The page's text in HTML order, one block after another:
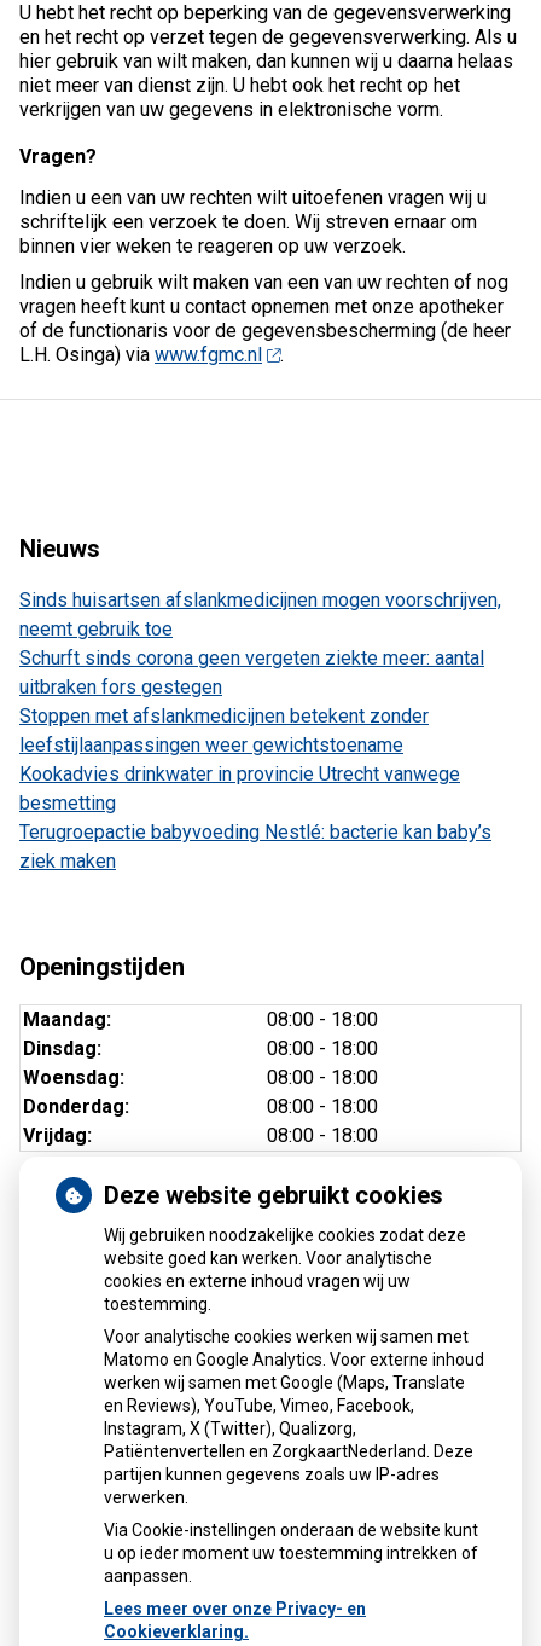
U hebt het recht op beperking van de gegevensverwerking
en het recht op verzet tegen de gegevensverwerking. Als u
hier gebruik van wilt maken, dan kunnen wij u daarna helaas
niet meer van dienst zijn. U hebt ook het recht op het
verkrijgen van uw gegevens in elektronische vorm.
Vragen?
Indien u een van uw rechten wilt uitoefenen vragen wij u
schriftelijk een verzoek te doen. Wij streven ernaar om
binnen vier weken te reageren op uw verzoek.
Indien u gebruik wilt maken van een van uw rechten of nog
vragen heeft kunt u contact opnemen met onze apotheker
of de functionaris voor de gegevensbescherming (de heer
L.H. Osinga) via www.fgmc.nl .
Nieuws
Sinds huisartsen afslankmedicijnen mogen voorschrijven,
neemt gebruik toe
Schurft sinds corona geen vergeten ziekte meer: aantal
uitbraken fors gestegen
Stoppen met afslankmedicijnen betekent zonder
leefstijlaanpassingen weer gewichtstoename
Kookadvies drinkwater in provincie Utrecht vanwege
besmetting
Terugroepactie babyvoeding Nestlé: bacterie kan baby’s
ziek maken
Openingstijden
Maandag:
08:00 - 18:00
Dinsdag:
08:00 - 18:00
Woensdag:
08:00 - 18:00
Donderdag:
08:00 - 18:00
Vrijdag:
08:00 - 18:00
U heeft geen toestemming gegeven voor
externe inhouddie nodig is om dit te
zien.
Cookie-instellingen wijzigen
Deze website gebruikt cookies
Wij gebruiken noodzakelijke cookies zodat deze
website goed kan werken. Voor analytische
cookies en externe inhoud vragen wij uw
toestemming.
Voor analytische cookies werken wij samen met
Matomo en Google Analytics. Voor externe inhoud
werken wij samen met Google (Maps, Translate
en Reviews), YouTube, Vimeo, Facebook,
Instagram, X (Twitter), Qualizorg,
Patiëntenvertellen en ZorgkaartNederland. Deze
partijen kunnen gegevens zoals uw IP-adres
verwerken.
Via Cookie-instellingen onderaan de website kunt
u op ieder moment uw toestemming intrekken of
aanpassen.
Lees meer over onze Privacy- en
Cookieverklaring.